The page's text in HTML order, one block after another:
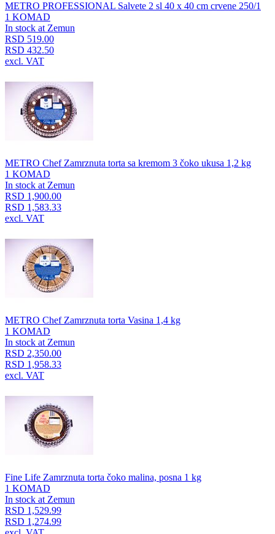
METRO PROFESSIONAL Salvete 2 sl 40 x 40 cm crvene 250/1
1 KOMAD
In stock at Zemun
RSD 519.00
RSD 432.50
excl. VAT
METRO Chef Zamrznuta torta sa kremom 3 čoko ukusa 1,2 kg
1 KOMAD
In stock at Zemun
RSD 1,900.00
RSD 1,583.33
excl. VAT
METRO Chef Zamrznuta torta Vasina 1,4 kg
1 KOMAD
In stock at Zemun
RSD 2,350.00
RSD 1,958.33
excl. VAT
Fine Life Zamrznuta torta čoko malina, posna 1 kg
1 KOMAD
In stock at Zemun
RSD 1,529.99
RSD 1,274.99